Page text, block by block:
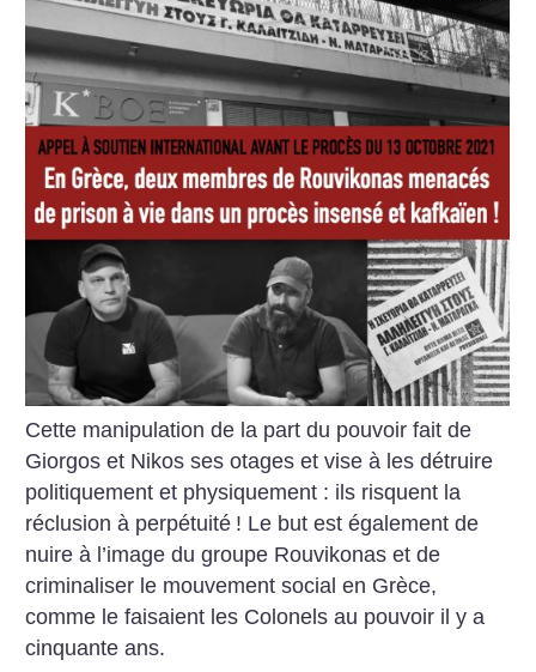
Cette manipulation de la part du pouvoir fait de
Giorgos et Nikos ses otages et vise à les détruire
politiquement et physiquement : ils risquent la
réclusion à perpétuité ! Le but est également de
nuire à l’image du groupe Rouvikonas et de
criminaliser le mouvement social en Grèce,
comme le faisaient les Colonels au pouvoir il y a
cinquante ans.